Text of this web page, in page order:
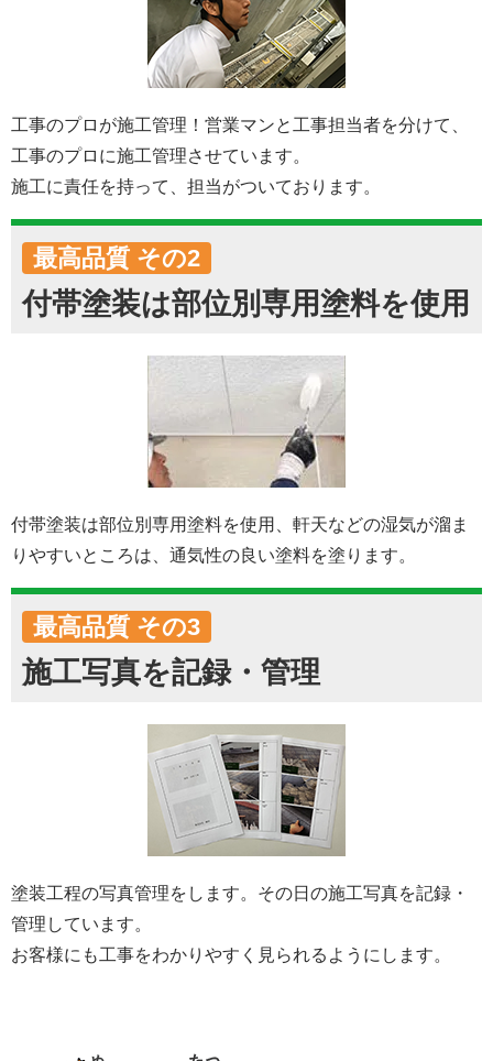
工事のプロが施工管理！営業マンと工事担当者を分けて、
工事のプロに施工管理させています。
施工に責任を持って、担当がついております。
最高品質 その2
付帯塗装は部位別専用塗料を使用
付帯塗装は部位別専用塗料を使用、軒天などの湿気が溜ま
りやすいところは、通気性の良い塗料を塗ります。
最高品質 その3
施工写真を記録・管理
塗装工程の写真管理をします。その日の施工写真を記録・
管理しています。
お客様にも工事をわかりやすく見られるようにします。